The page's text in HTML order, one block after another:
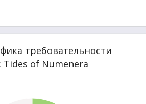
требовательности
of Numenera